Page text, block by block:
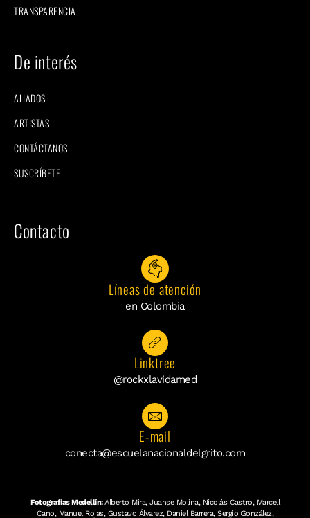
TRANSPARENCIA
De interés
ALIADOS
ARTISTAS
CONTÁCTANOS
SUSCRÍBETE
Contacto
Líneas de atención
en Colombia
Linktree
@rockxlavidamed
E-mail
conecta@escuelanacionaldelgrito.com
Fotografías Medellín:Alberto Mira, Juanse Molina, Nicolás Castro, Marcell
Cano, Manuel Rojas, Gustavo Álvarez, Daniel Barrera, Sergio González,